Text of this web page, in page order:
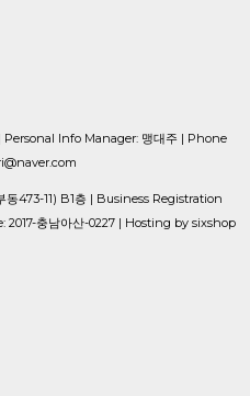
Info Manager: 맹대주 | Phone
동473-11) B1층 | Business Registration
2017-충남아산-0227 | Hosting by sixshop